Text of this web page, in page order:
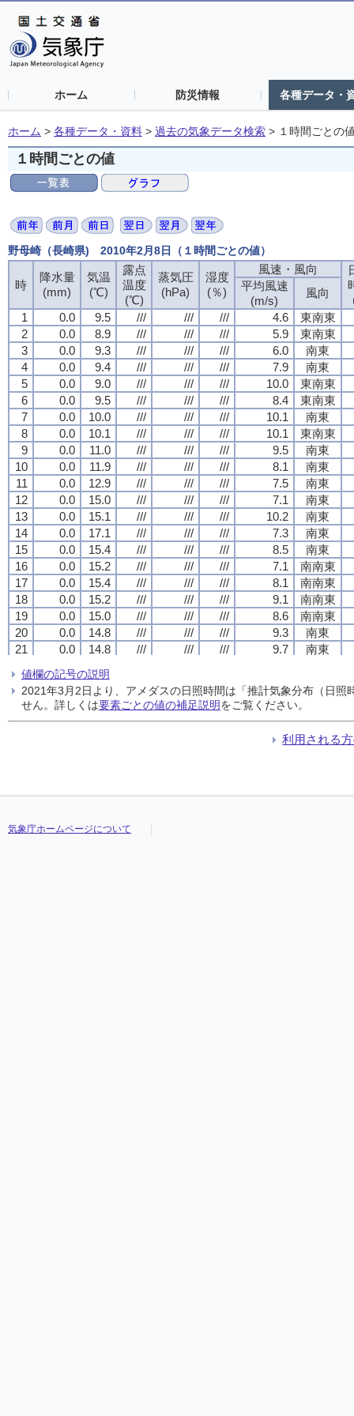
ホーム 防災情報 各種データ・
ホーム > 各種データ・資料 > 過去の気象データ検索 > １時間ごとの
１時間ごとの値
野母崎（長崎県) 2010年2月8日（１時間ごとの値）
時
降水量
(mm)
気温
(℃)
露点
温度
(℃)
蒸気圧
(hPa)
湿度
(％)
風速・風向
平均風速
(m/s)
風向
1
0.0 9.5 /// /// /// 4.6
東南東
2
0.0 8.9 /// /// /// 5.9
東南東
3
0.0 9.3 /// /// /// 6.0
南東
4
0.0 9.4 /// /// /// 7.9
南東
5
0.0 9.0 /// /// /// 10.0
東南東
6
0.0 9.5 /// /// /// 8.4
東南東
7
0.0 10.0 /// /// /// 10.1
南東
8
0.0 10.1 /// /// /// 10.1
東南東
9
0.0 11.0 /// /// /// 9.5
南東
10
0.0 11.9 /// /// /// 8.1
南東
11
0.0 12.9 /// /// /// 7.5
南東
12
0.0 15.0 /// /// /// 7.1
南東
13
0.0 15.1 /// /// /// 10.2
南東
14
0.0 17.1 /// /// /// 7.3
南東
15
0.0 15.4 /// /// /// 8.5
南東
16
0.0 15.2 /// /// /// 7.1
南南東
17
0.0 15.4 /// /// /// 8.1
南南東
18
0.0 15.2 /// /// /// 9.1
南南東
19
0.0 15.0 /// /// /// 8.6
南南東
20
0.0 14.8 /// /// /// 9.3
南東
21
0.0 14.8 /// /// /// 9.7
南東
14.9
23
0.0 14.3
南南東
24
0.0 14.1 /// /// /// 8.1 南南東
時
降水量
(mm)
気温
(℃)
露点
温度
(℃)
蒸気圧
(hPa)
湿度
(％)
風速・風向
平均風速
(m/s)
風向
1
0.0 9.5 /// /// /// 4.6
東南東
2
0.0 8.9 /// /// /// 5.9
東南東
3
0.0 9.3 /// /// /// 6.0
南東
4
0.0 9.4 /// /// /// 7.9
南東
5
0.0 9.0 /// /// /// 10.0
東南東
6
0.0 9.5 /// /// /// 8.4
東南東
7
0.0 10.0 /// /// /// 10.1
南東
8
0.0 10.1 /// /// /// 10.1
東南東
9
0.0 11.0 /// /// /// 9.5
南東
10
0.0 11.9 /// /// /// 8.1
南東
11
0.0 12.9 /// /// /// 7.5
南東
12
0.0 15.0 /// /// /// 7.1
南東
13
0.0 15.1 /// /// /// 10.2
南東
14
0.0 17.1 /// /// /// 7.3
南東
15
0.0 15.4 /// /// /// 8.5
南東
16
0.0 15.2 /// /// /// 7.1
南南東
17
0.0 15.4 /// /// /// 8.1
南南東
18
0.0 15.2 /// /// /// 9.1
南南東
19
0.0 15.0 /// /// /// 8.6
南南東
20
0.0 14.8 /// /// /// 9.3
南東
21
0.0 14.8 /// /// /// 9.7
南東
14.9
23
0.0 14.3
南南東
24
0.0 14.1 /// /// /// 8.1 南南東
時
降水量
(mm)
気温
(℃)
露点
温度
(℃)
蒸気圧
(hPa)
湿度
(％)
風速・風向
平均風速
(m/s)
風向
1
0.0 9.5 /// /// /// 4.6
東南東
2
0.0 8.9 /// /// /// 5.9
東南東
3
0.0 9.3 /// /// /// 6.0
南東
4
0.0 9.4 /// /// /// 7.9
南東
5
0.0 9.0 /// /// /// 10.0
東南東
6
0.0 9.5 /// /// /// 8.4
東南東
7
0.0 10.0 /// /// /// 10.1
南東
8
0.0 10.1 /// /// /// 10.1
東南東
9
0.0 11.0 /// /// /// 9.5
南東
10
0.0 11.9 /// /// /// 8.1
南東
11
0.0 12.9 /// /// /// 7.5
南東
12
0.0 15.0 /// /// /// 7.1
南東
13
0.0 15.1 /// /// /// 10.2
南東
14
0.0 17.1 /// /// /// 7.3
南東
15
0.0 15.4 /// /// /// 8.5
南東
16
0.0 15.2 /// /// /// 7.1
南南東
17
0.0 15.4 /// /// /// 8.1
南南東
18
0.0 15.2 /// /// /// 9.1
南南東
19
0.0 15.0 /// /// /// 8.6
南南東
20
0.0 14.8 /// /// /// 9.3
南東
21
0.0 14.8 /// /// /// 9.7
南東
14.9
23
0.0 14.3
南南東
24
0.0 14.1 /// /// /// 8.1 南南東
時
降水量
(mm)
気温
(℃)
露点
温度
(℃)
蒸気圧
(hPa)
湿度
(％)
風速・風向
平均風速
(m/s)
風向
1
0.0 9.5 /// /// /// 4.6
東南東
2
0.0 8.9 /// /// /// 5.9
東南東
3
0.0 9.3 /// /// /// 6.0
南東
4
0.0 9.4 /// /// /// 7.9
南東
5
0.0 9.0 /// /// /// 10.0
東南東
6
0.0 9.5 /// /// /// 8.4
東南東
7
0.0 10.0 /// /// /// 10.1
南東
8
0.0 10.1 /// /// /// 10.1
東南東
9
0.0 11.0 /// /// /// 9.5
南東
10
0.0 11.9 /// /// /// 8.1
南東
11
0.0 12.9 /// /// /// 7.5
南東
12
0.0 15.0 /// /// /// 7.1
南東
13
0.0 15.1 /// /// /// 10.2
南東
14
0.0 17.1 /// /// /// 7.3
南東
15
0.0 15.4 /// /// /// 8.5
南東
16
0.0 15.2 /// /// /// 7.1
南南東
17
0.0 15.4 /// /// /// 8.1
南南東
18
0.0 15.2 /// /// /// 9.1
南南東
19
0.0 15.0 /// /// /// 8.6
南南東
20
0.0 14.8 /// /// /// 9.3
南東
21
0.0 14.8 /// /// /// 9.7
南東
14.9
23
0.0 14.3
南南東
24
0.0 14.1 /// /// /// 8.1 南南東
値欄の記号の説明
2021年3月2日より、アメダスの日照時間は「推計気象分布（日
せん。詳しくは要素ごとの値の補足説明をご覧ください。
利用される
気象庁ホームページについて